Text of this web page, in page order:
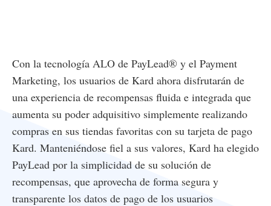
Con la tecnología ALO de PayLead® y el Payment
Marketing, los usuarios de Kard ahora disfrutarán de
una experiencia de recompensas fluida e integrada que
aumenta su poder adquisitivo simplemente realizando
compras en sus tiendas favoritas con su tarjeta de pago
Kard. Manteniéndose fiel a sus valores, Kard ha elegido
PayLead por la simplicidad de su solución de
recompensas, que aprovecha de forma segura y
transparente los datos de pago de los usuarios